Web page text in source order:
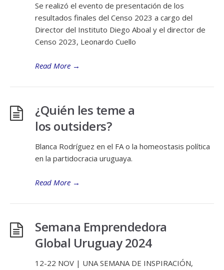
Se realizó el evento de presentación de los
resultados finales del Censo 2023 a cargo del
Director del Instituto Diego Aboal y el director de
Censo 2023, Leonardo Cuello
Read More →
¿Quién les teme a
los outsiders?
Blanca Rodríguez en el FA o la homeostasis política
en la partidocracia uruguaya.
Read More →
Semana Emprendedora
Global Uruguay 2024
12-22 NOV | UNA SEMANA DE INSPIRACIÓN,